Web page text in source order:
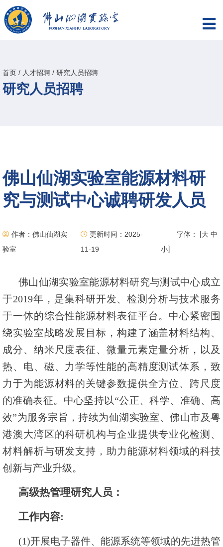
首页 / 人才招聘 / 研究人员招聘
研究人员招聘
佛山仙湖实验室能源材料研
究与测试中心诚聘研发人员
作者：佛山仙湖实
验室
更新时间：2025-
11-19
字体： [大 中
小]
佛山仙湖实验室能源材料研究与测试中心成立
于2019年，是集科研开发、检测分析与技术服务
于一体的综合性能源材料表征平台。中心紧密围
绕实验室战略发展目标，构建了涵盖材料结构、
成分、纳米尺度表征、微量元素定量分析，以及
热、电、磁、力学等性能的高精度测试体系，致
力于为能源材料的关键参数提供全方位、跨尺度
的准确表征。中心坚持以“公正、科学、准确、高
效”为服务宗旨，持续为仙湖实验室、佛山市及粤
港澳大湾区的科研机构与企业提供专业化检测、
材料解析与研发支持，助力能源材料领域的科技
创新与产业升级。
高级热管理研究人员：
工作内容:
(1)开展电子器件、能源系统等领域的先进热管